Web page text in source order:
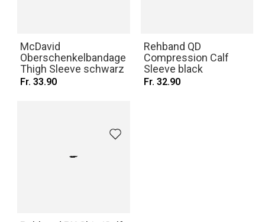
McDavid
Oberschenkelbandage
Thigh Sleeve schwarz
Fr. 33.90
Rehband QD
Compression Calf
Sleeve black
Fr. 32.90